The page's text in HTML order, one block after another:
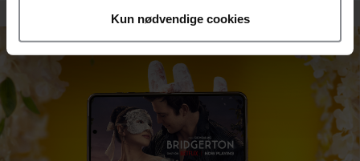
Kun nødvendige cookies